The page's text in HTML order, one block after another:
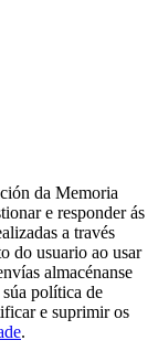
da Memoria
e responder ás
a través
do usuario ao usar
almacénanse
política de
e suprimir os
.